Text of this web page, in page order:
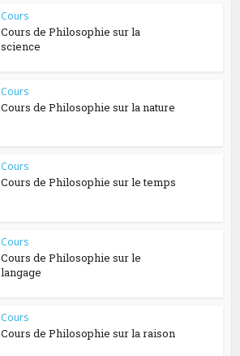
Cours
Cours de Philosophie sur la
science
Cours
Cours de Philosophie sur la nature
Cours
Cours de Philosophie sur le temps
Cours
Cours de Philosophie sur le
langage
Cours
Cours de Philosophie sur la raison